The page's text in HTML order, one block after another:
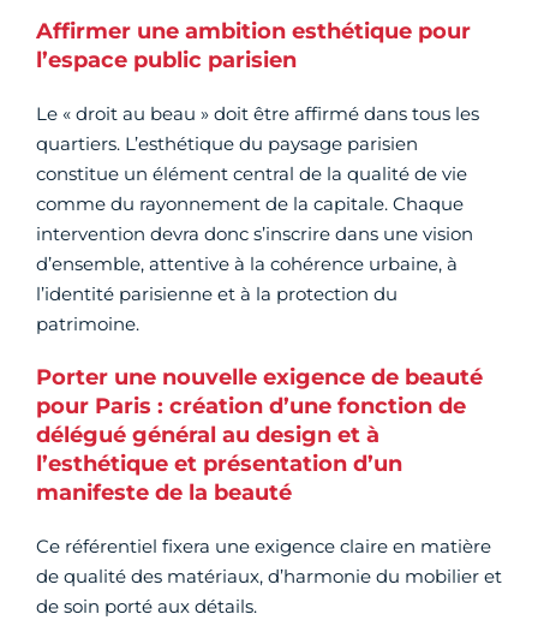
Affirmer une ambition esthétique pour
l’espace public parisien
Le « droit au beau » doit être affirmé dans tous les
quartiers. L’esthétique du paysage parisien
constitue un élément central de la qualité de vie
comme du rayonnement de la capitale. Chaque
intervention devra donc s’inscrire dans une vision
d’ensemble, attentive à la cohérence urbaine, à
l’identité parisienne et à la protection du
patrimoine.
Porter une nouvelle exigence de beauté
pour Paris : création d’une fonction de
délégué général au design et à
l’esthétique et présentation d’un
manifeste de la beauté
Ce référentiel fixera une exigence claire en matière
de qualité des matériaux, d’harmonie du mobilier et
de soin porté aux détails.